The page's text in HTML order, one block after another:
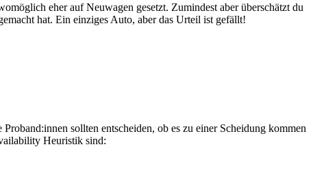
eher auf Neuwagen gesetzt. Zumindest aber überschätzt du
hat. Ein einziges Auto, aber das Urteil ist gefällt!
sollten entscheiden, ob es zu einer Scheidung kommen
Heuristik sind: